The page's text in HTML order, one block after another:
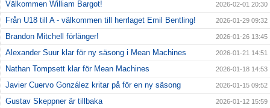
Välkommen William Bargot! 2026-02-01 20:30
Från U18 till A - välkommen till herrlaget Emil Bentling! 2026-01-29 09:32
Brandon Mitchell förlänger! 2026-01-26 13:45
Alexander Suur klar för ny säsong i Mean Machines 2026-01-21 14:51
Nathan Tompsett klar för Mean Machines 2026-01-18 14:53
Javier Cuervo González kritar på för en ny säsong 2026-01-15 09:52
Gustav Skeppner är tillbaka 2026-01-12 15:59